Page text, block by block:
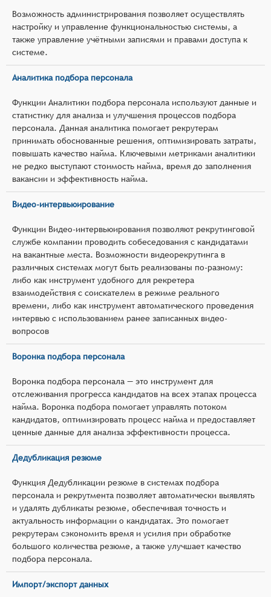
Возможность администрирования позволяет осуществлять
настройку и управление функциональностью системы, а
также управление учётными записями и правами доступа к
системе.
Аналитика подбора персонала
Функции Аналитики подбора персонала используют данные и
статистику для анализа и улучшения процессов подбора
персонала. Данная аналитика помогает рекрутерам
принимать обоснованные решения, оптимизировать затраты,
повышать качество найма. Ключевыми метриками аналитики
не редко выступают стоимость найма, время до заполнения
вакансии и эффективность найма.
Видео-интервьюирование
Функции Видео-интервьюирования позволяют рекрутинговой
службе компании проводить собеседования с кандидатами
на вакантные места. Возможности видеорекрутинга в
различных системах могут быть реализованы по-разному:
либо как инструмент удобного для рекретера
взаимодействия с соискателем в режиме реального
времени, либо как инструмент автоматического проведения
интервью с использованием ранее записанных видео-
вопросов
Воронка подбора персонала
Воронка подбора персонала — это инструмент для
отслеживания прогресса кандидатов на всех этапах процесса
найма. Воронка подбора помогает управлять потоком
кандидатов, оптимизировать процесс найма и предоставляет
ценные данные для анализа эффективности процесса.
Дедубликация резюме
Функция Дедубликации резюме в системах подбора
персонала и рекрутмента позволяет автоматически выявлять
и удалять дубликаты резюме, обеспечивая точность и
актуальность информации о кандидатах. Это помогает
рекрутерам сэкономить время и усилия при обработке
большого количества резюме, а также улучшает качество
подбора персонала.
Импорт/экспорт данных